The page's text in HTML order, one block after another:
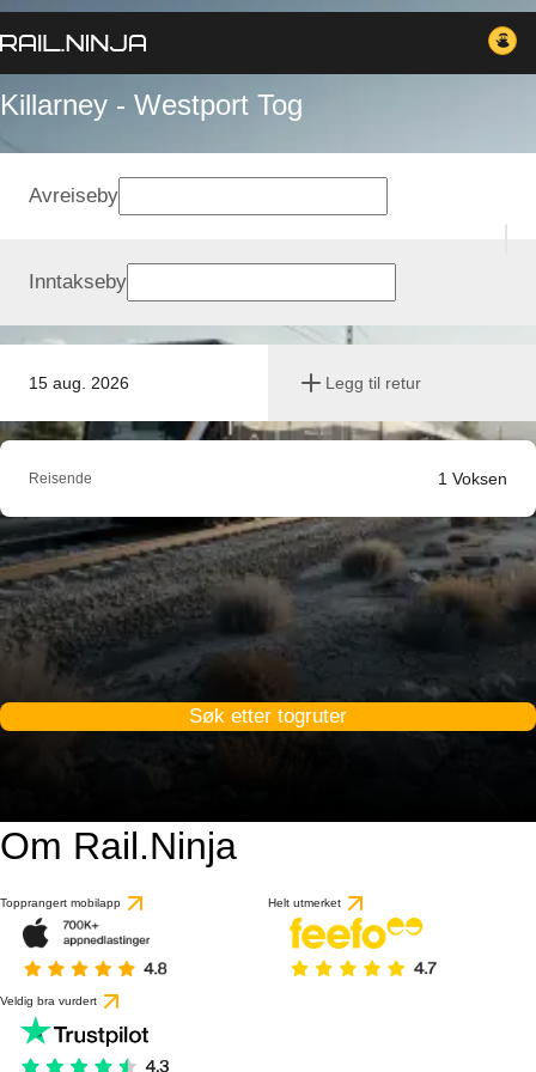
Killarney - Westport Tog
15 aug. 2026 Legg til retur
Avreiseby
Inntakseby
Reisende 1 Voksen
Søk etter togruter
Om Rail.Ninja
Topprangert mobilapp Helt utmerket
Veldig bra vurdert